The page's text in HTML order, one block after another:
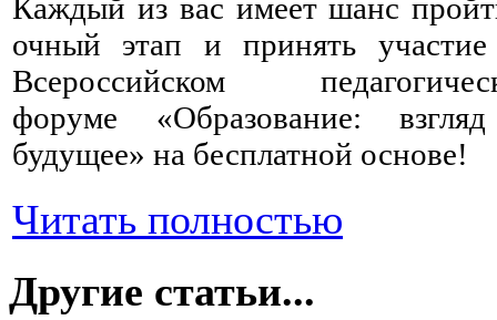
Каждый из вас имеет шанс
очный этап и принять
Всероссийском
форуме «Образование:
будущее» на бесплатной основе!
Читать полностью
Другие статьи...